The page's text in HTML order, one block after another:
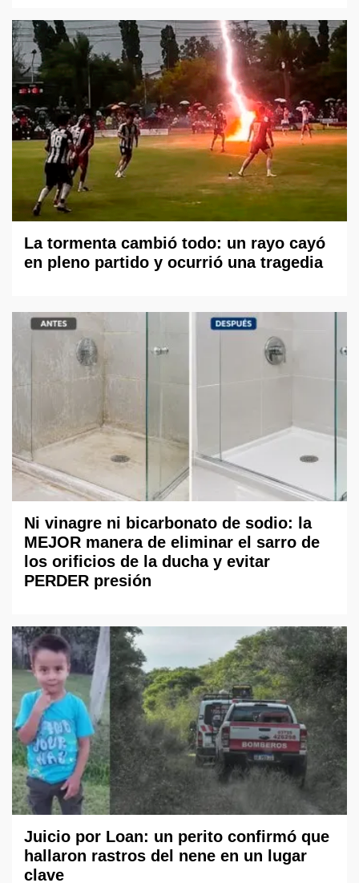
La tormenta cambió todo: un rayo cayó
en pleno partido y ocurrió una tragedia
Ni vinagre ni bicarbonato de sodio: la
MEJOR manera de eliminar el sarro de
los orificios de la ducha y evitar
PERDER presión
Juicio por Loan: un perito confirmó que
hallaron rastros del nene en un lugar
clave